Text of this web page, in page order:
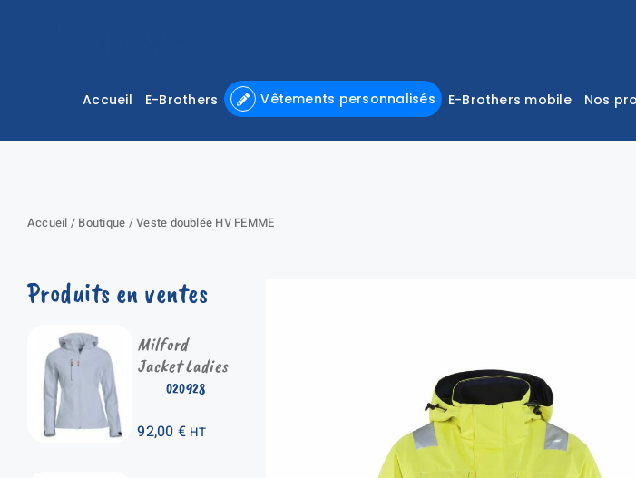
Accueil E-Brothers Vêtements personnalisés E-Brothers mobile Nos
Accueil / Boutique /Veste doublée HV FEMME
Produits en ventes
020928
Milford
Jacket Ladies
92,00 € HT